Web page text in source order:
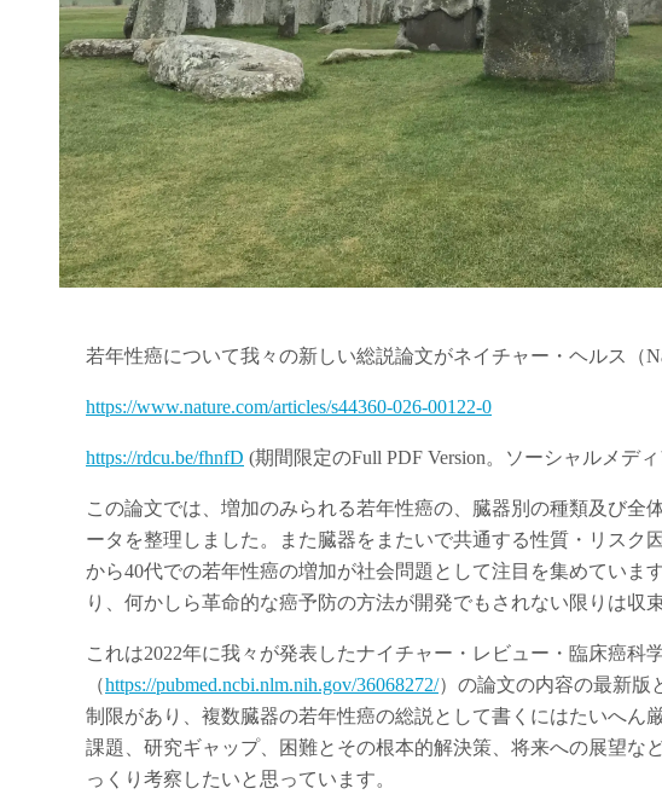
若年性癌について我々の新しい総説論文がネイチャー・ヘルス（
https://www.nature.com/articles/s44360-026-00122-0
https://rdcu.be/fhnfD (期間限定のFull PDF Version。ソーシャルメデ
この論文では、増加のみられる若年性癌の、臓器別の種類及び全
ータを整理しました。また臓器をまたいで共通する性質・リスク
から40代での若年性癌の増加が社会問題として注目を集めていま
り、何かしら革命的な癌予防の方法が開発でもされない限りは収
これは2022年に我々が発表したナイチャー・レビュー・臨床癌科学
（https://pubmed.ncbi.nlm.nih.gov/36068272/）の論文の内容の最新版
制限があり、複数臓器の若年性癌の総説として書くにはたいへん
課題、研究ギャップ、困難とその根本的解決策、将来への展望な
っくり考察したいと思っています。